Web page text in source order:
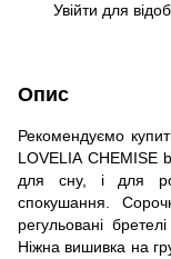
Увійти для
Опис
Рекомендуємо
LOVELIA CHEMISE
для сну, і для
спокушання.
регульовані
Ніжна вишивка на